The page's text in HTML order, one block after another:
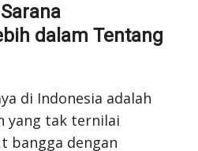
dalam Tentang
di Indonesia adalah
yang tak ternilai
bangga dengan